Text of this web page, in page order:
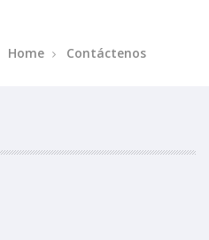
Home Contáctenos